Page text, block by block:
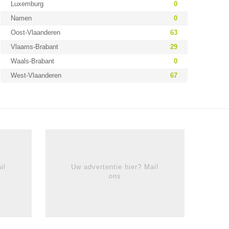
Luxemburg
0
Namen
0
Oost-Vlaanderen
63
Vlaams-Brabant
29
Waals-Brabant
0
West-Vlaanderen
67
Uw advertentie hier? Mail
ons